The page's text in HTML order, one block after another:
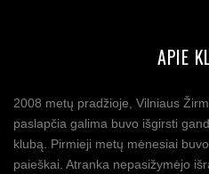
APIE
2008 metų pradžioje, Vilniaus
paslapčia galima buvo išgirsti
klubą. Pirmieji metų mėnesiai
paieškai. Atranka nepasižymėjo